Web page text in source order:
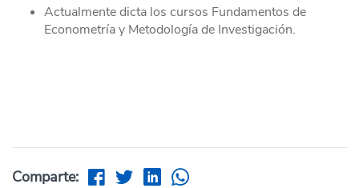
Actualmente dicta los cursos Fundamentos de
Econometría y Metodología de Investigación.
Comparte: